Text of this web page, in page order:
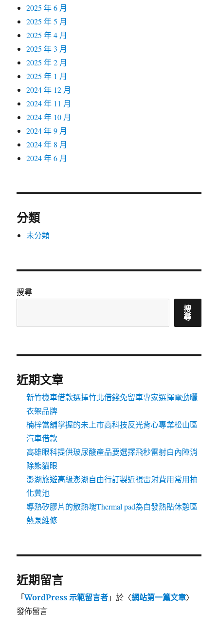
2025 年 6 月
2025 年 5 月
2025 年 4 月
2025 年 3 月
2025 年 2 月
2025 年 1 月
2024 年 12 月
2024 年 11 月
2024 年 10 月
2024 年 9 月
2024 年 8 月
2024 年 6 月
分類
未分類
搜尋
搜
尋
近期文章
新竹機車借款選擇竹北借錢免留車專家選擇電動曬
衣架品牌
楠梓當舖掌握的未上市高科技反光背心專業松山區
汽車借款
高雄眼科提供玻尿酸產品要選擇飛秒雷射白內障消
除熊貓眼
澎湖旅遊高級澎湖自由行訂製近視雷射費用常用抽
化糞池
導熱矽膠片的散熱塊Thermal pad為自發熱貼休憩區
熱泵維修
近期留言
「WordPress 示範留言者 」於〈網站第一篇文章〉
發佈留言